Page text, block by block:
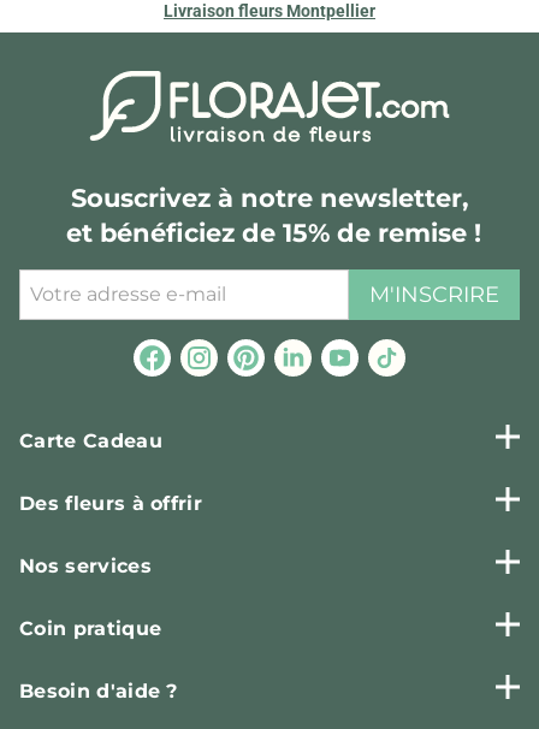
Livraison fleurs Montpellier
Souscrivez à notre newsletter,
et bénéficiez de 15% de remise !
M'INSCRIRE
Carte Cadeau
Des fleurs à offrir
Nos services
Coin pratique
Besoin d'aide ?